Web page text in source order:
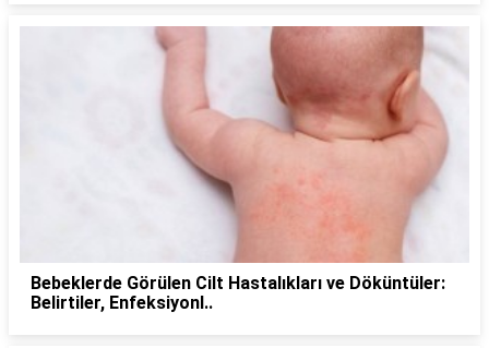
Bebeklerde Görülen Cilt Hastalıkları ve Döküntüler:
Belirtiler, Enfeksiyonl..